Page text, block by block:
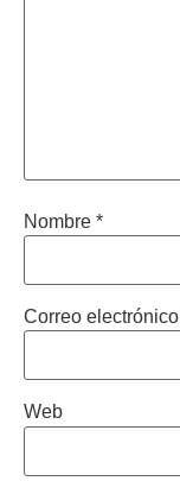
Nombre *
Correo electrónico
Web